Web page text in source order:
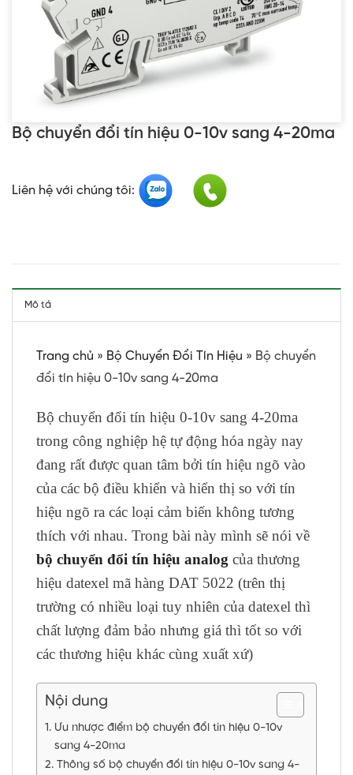
Bộ chuyển đổi tín hiệu 0-10v sang 4-20ma
Liên hệ với chúng tôi:
Mô tả
Trang chủ » Bộ Chuyển Đổi Tín Hiệu » Bộ chuyển
đổi tín hiệu 0-10v sang 4-20ma
Bộ chuyển đổi tín hiệu 0-10v sang 4-20ma
trong công nghiệp hệ tự động hóa ngày nay
đang rất được quan tâm bởi tín hiệu ngõ vào
của các bộ điều khiển và hiển thị so với tín
hiệu ngõ ra các loại cảm biến không tương
thích với nhau. Trong bài này mình sẽ nói về
bộ chuyển đổi tín hiệu analog của thương
hiệu datexel mã hàng DAT 5022 (trên thị
trường có nhiều loại tuy nhiên của datexel thì
chất lượng đảm bảo nhưng giá thì tốt so với
các thương hiệu khác cùng xuất xứ)
Nội dung
Ưu nhược điểm bộ chuyển đổi tín hiệu 0-10v
sang 4-20ma
Thông số bộ chuyển đổi tín hiệu 0-10v sang 4-